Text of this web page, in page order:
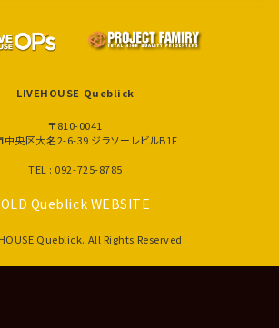
LIVEHOUSE Queblick
〒810-0041
中央区大名2-6-39 ジラソーレビルB1F
TEL : 092-725-8785
OLD Queblick WEBSITE
Queblick. All Rights Reserved.